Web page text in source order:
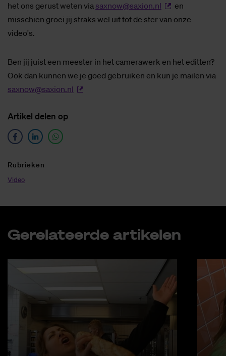
het ons gerust weten via saxnow@saxion.nl
en
misschien groei jij straks wel uit tot de ster van onze
video's.
Ben jij juist een meester in het camerawerk en het editten?
Ook dan kunnen we je goed gebruiken en kun je mailen via
saxnow@saxion.nl
Ar­ti­kel de­len op
Ru­brie­ken
Video
Ge­re­la­teer­de ar­ti­ke­len